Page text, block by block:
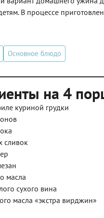
В процессе
Основное блюдо
на 4
куриной грудки
сливок
масла
сухого вина
масла «экстра вирджин»